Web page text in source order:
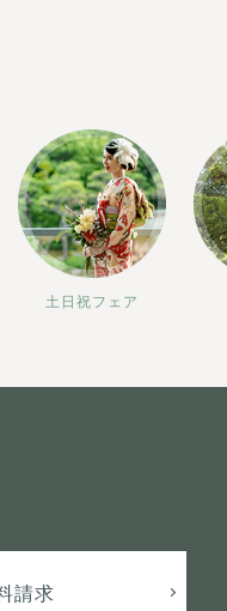
土日祝フェア
請求